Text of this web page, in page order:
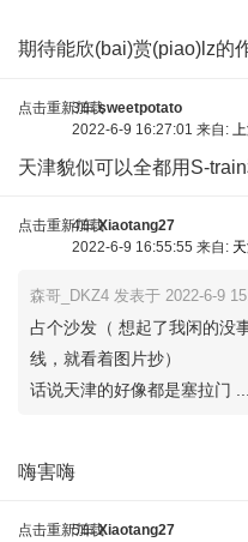
期待能欣(bai)赏(piao)lz的
点击重新加载
3车 sweetpotato
2022-6-9 16:27:01 来自:
天津貌似可以全都用S-
点击重新加载
4车 Xiaotang27
2022-6-9 16:55:55 来自:
森哥_DKZ4 发表于 2022-6-9
占个沙发（ 想起了我闲的没
线，就看着图片抄）
话说天津的好像都是塞拉门 ...
嗨害嗨
点击重新加载
5车 Xiaotang27